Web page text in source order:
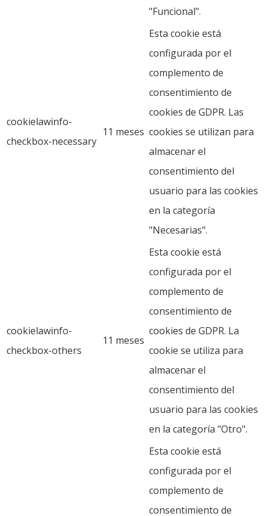
"Funcional".
cookielawinfo-
checkbox-necessary
11 meses
Esta cookie está
configurada por el
complemento de
consentimiento de
cookies de GDPR. Las
cookies se utilizan para
almacenar el
consentimiento del
usuario para las cookies
en la categoría
"Necesarias".
cookielawinfo-
checkbox-others
11 meses
Esta cookie está
configurada por el
complemento de
consentimiento de
cookies de GDPR. La
cookie se utiliza para
almacenar el
consentimiento del
usuario para las cookies
en la categoría "Otro".
Esta cookie está
configurada por el
complemento de
consentimiento de